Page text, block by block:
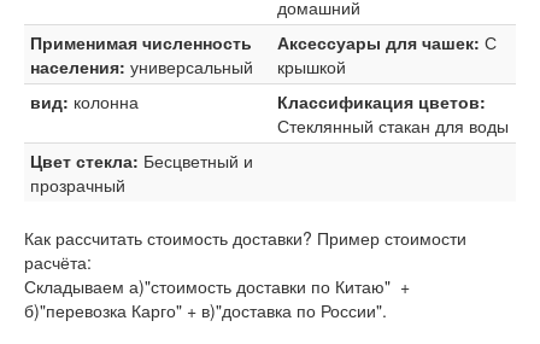
домашний
Применимая численность
населения: универсальный
Аксессуары для чашек: С
крышкой
вид: колонна
Классификация цветов:
Стеклянный стакан для воды
Цвет стекла: Бесцветный и
прозрачный
Как рассчитать стоимость доставки? Пример стоимости
расчёта:
Складываем а)"стоимость доставки по Китаю" +
б)"перевозка Карго" + в)"доставка по России".